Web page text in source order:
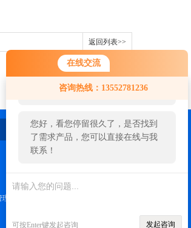
在线交流
咨询热线：13552781236
您好！欢迎前来咨询，很高兴为您
服务，请问您要咨询什么问题呢？
您好，看您停留很久了，是否找到
了需求产品，您可以直接在线与我
联系！
可按Enter键发起咨询 发起咨询
返回列表>>
联系我们
理登陆